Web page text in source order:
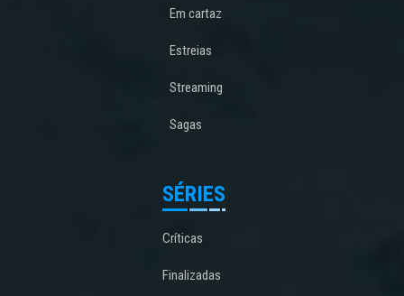
Em cartaz
Estreias
Streaming
Sagas
SÉRIES
Críticas
Finalizadas